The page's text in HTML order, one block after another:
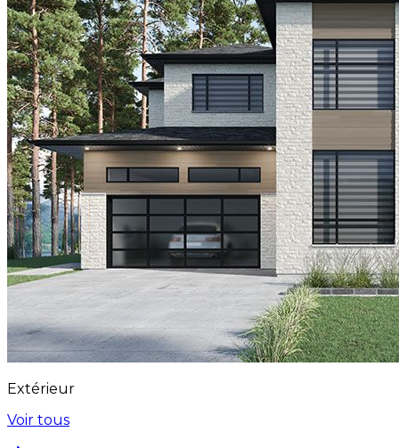
Extérieur
Voir tous